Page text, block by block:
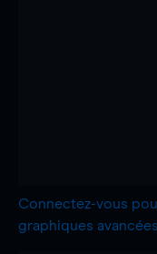
Connectez-vous
graphiques avancées